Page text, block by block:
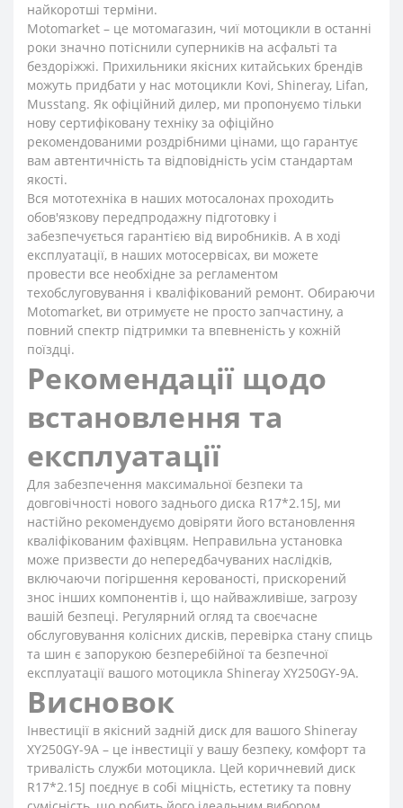
найкоротші терміни.
Motomarket – це мотомагазин, чиї мотоцикли в останні
роки значно потіснили суперників на асфальті та
бездоріжжі. Прихильники якісних китайських брендів
можуть придбати у нас мотоцикли Kovi, Shineray, Lifan,
Musstang. Як офіційний дилер, ми пропонуємо тільки
нову сертифіковану техніку за офіційно
рекомендованими роздрібними цінами, що гарантує
вам автентичність та відповідність усім стандартам
якості.
Вся мототехніка в наших мотосалонах проходить
обов'язкову передпродажну підготовку і
забезпечується гарантією від виробників. А в ході
експлуатації, в наших мотосервісах, ви можете
провести все необхідне за регламентом
техобслуговування і кваліфікований ремонт. Обираючи
Motomarket, ви отримуєте не просто запчастину, а
повний спектр підтримки та впевненість у кожній
поїздці.
Рекомендації щодо
встановлення та
експлуатації
Для забезпечення максимальної безпеки та
довговічності нового заднього диска R17*2.15J, ми
настійно рекомендуємо довіряти його встановлення
кваліфікованим фахівцям. Неправильна установка
може призвести до непередбачуваних наслідків,
включаючи погіршення керованості, прискорений
знос інших компонентів і, що найважливіше, загрозу
вашій безпеці. Регулярний огляд та своєчасне
обслуговування колісних дисків, перевірка стану спиць
та шин є запорукою безперебійної та безпечної
експлуатації вашого мотоцикла Shineray XY250GY-9A.
Висновок
Інвестиції в якісний задній диск для вашого Shineray
XY250GY-9A – це інвестиції у вашу безпеку, комфорт та
тривалість служби мотоцикла. Цей коричневий диск
R17*2.15J поєднує в собі міцність, естетику та повну